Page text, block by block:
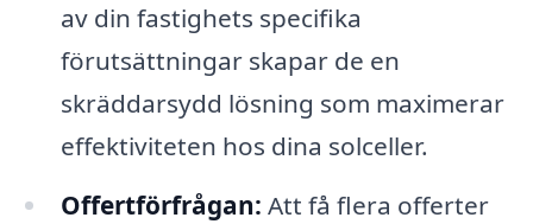
av din fastighets specifika
förutsättningar skapar de en
skräddarsydd lösning som maximerar
effektiviteten hos dina solceller.
Offertförfrågan: Att få flera offerter